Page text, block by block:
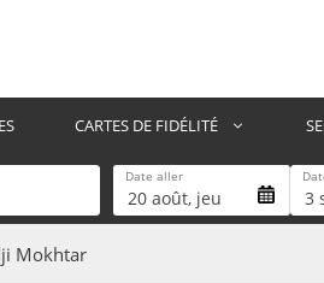
CARTES DE FIDÉLITÉ
Date aller
20 août, jeu 3
Mokhtar